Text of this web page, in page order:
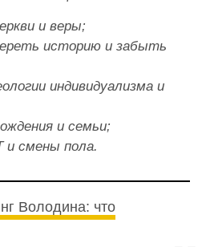
и веры;
историю и забыть
индивидуализма и
и семьи;
и смены пола.
Володина: что